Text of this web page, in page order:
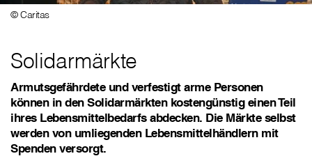
© Caritas
Solidarmärkte
Armutsgefährdete und verfestigt arme Personen
können in den Solidarmärkten kostengünstig einen Teil
ihres Lebensmittelbedarfs abdecken. Die Märkte selbst
werden von umliegenden Lebensmittelhändlern mit
Spenden versorgt.